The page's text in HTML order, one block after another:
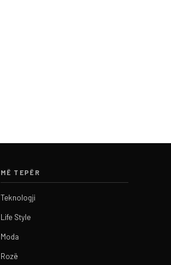
MË TEPËR
Teknologji
Life Style
Moda
Rozë